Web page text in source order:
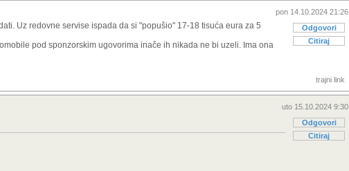
pon 14.10.2024 21:26
Odgovori
Citiraj
Uz redovne servise ispada da si "popušio" 17-18 tisuća eura za 5
pod sponzorskim ugovorima inače ih nikada ne bi uzeli. Ima ona
trajni link
uto 15.10.2024 9:30
Odgovori
Citiraj